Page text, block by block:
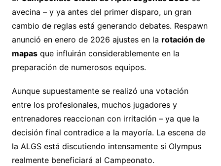
avecina – y ya antes del primer disparo, un gran
cambio de reglas está generando debates. Respawn
anunció en enero de 2026 ajustes en la rotación de
mapasque influirán considerablemente en la
preparación de numerosos equipos.
Aunque supuestamente se realizó una votación
entre los profesionales, muchos jugadores y
entrenadores reaccionan con irritación – ya que la
decisión final contradice a la mayoría. La escena de
la ALGS está discutiendo intensamente si Olympus
realmente beneficiará al Campeonato.